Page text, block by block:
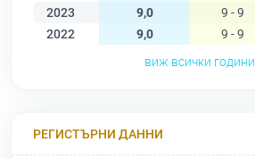
2023
9,0 9 - 9
2022
9,0 9 - 9
виж всички години
РЕГИСТЪРНИ ДАННИ